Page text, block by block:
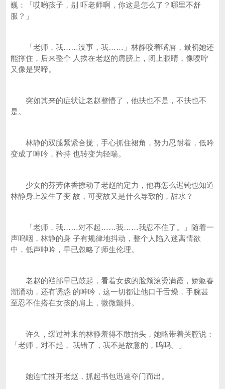
巍：「哎哟孩子，别 吓老师啊，你这是怎么了？哪里不舒
服？」
「老师，我……没事，我……」林静咬着嘴唇，最初她还
能撑住，后来整个 人挨在老赵的肩膀上，闭上眼睛，像嘤咛
又像是哭啼。
突如其来的症状让老赵整懵了，他扶也不是，不扶也不
是。
林静的双腿紧紧合拢，手心抓住裙角，努力忍耐着，低吟
变成了呻吟，矜持 也转变为轻喘。
少女的芬芳体香撩动了老赵的定力，他再怎么迟钝也知道
林静身上发生了变 故，可变故又是什么导致的，甜水？
「老师，我……对不起……我……我忍不住了。」随着一
声呜咽，林静的身 子有规律地抖动，整个人陷入迷离情欲
中，低声呻吟，早已忽略了师生伦理。
老赵的裆部早已鼓起，看着女孩的脸颊滚烫满霞，娇躯春
潮涌动，还有诱惑 的呻吟，这一切都让他口干舌燥，手腕甚
至忍不住搭在女孩的肩上，微微颤抖。
许久，缓过神来的林静羞得不敢抬头，她略带着哭腔说：
「老师，对不起， 我错了，我不是故意的，呜呜。」
她连忙推开老赵，抓起书包迅速夺门而出。